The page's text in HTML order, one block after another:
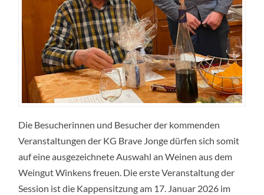
Die Besucherinnen und Besucher der kommenden
Veranstaltungen der KG Brave Jonge dürfen sich somit
auf eine ausgezeichnete Auswahl an Weinen aus dem
Weingut Winkens freuen. Die erste Veranstaltung der
Session ist die Kappensitzung am 17. Januar 2026 im